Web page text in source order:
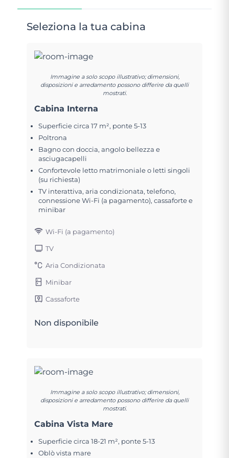
Seleziona la tua cabina
Immagine a solo scopo illustrativo; dimensioni,
disposizioni e arredamento possono differire da quelli
mostrati.
Cabina Interna
Superficie circa 17 m², ponte 5-13
Poltrona
Bagno con doccia, angolo bellezza e
asciugacapelli
Confortevole letto matrimoniale o letti singoli
(su richiesta)
TV interattiva, aria condizionata, telefono,
connessione Wi-Fi (a pagamento), cassaforte e
minibar
Wi-Fi (a pagamento)
TV
Aria Condizionata
Minibar
Cassaforte
Non disponibile
Immagine a solo scopo illustrativo; dimensioni,
disposizioni e arredamento possono differire da quelli
mostrati.
Cabina Vista Mare
Superficie circa 18-21 m², ponte 5-13
Oblò vista mare